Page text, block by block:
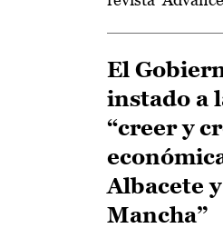
El
instado a
“creer y
Albacete
Mancha”